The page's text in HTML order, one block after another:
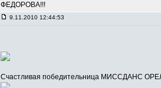
ФЕДОРОВА!!!
9.11.2010 12:44:53
Счастливая победительница МИССДАНС